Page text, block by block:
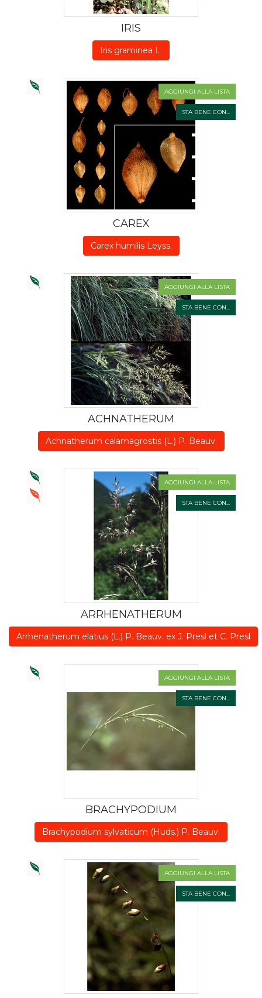
IRIS
Iris graminea L.
AGGIUNGI ALLA LISTA
STA BENE CON...
CAREX
Carex humilis Leyss.
AGGIUNGI ALLA LISTA
STA BENE CON...
ACHNATHERUM
Achnatherum calamagrostis (L.) P. Beauv.
AGGIUNGI ALLA LISTA
STA BENE CON...
ARRHENATHERUM
Arrhenatherum elatius (L.) P. Beauv. ex J. Presl et C. Presl
AGGIUNGI ALLA LISTA
STA BENE CON...
BRACHYPODIUM
Brachypodium sylvaticum (Huds.) P. Beauv.
AGGIUNGI ALLA LISTA
STA BENE CON...